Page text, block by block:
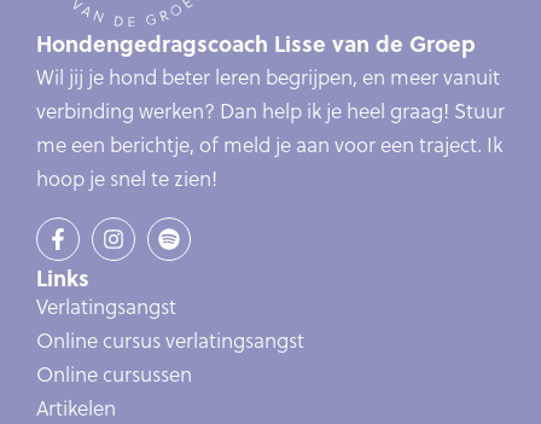
Hondengedragscoach Lisse van de Groep
Wil jij je hond beter leren begrijpen, en meer vanuit
verbinding werken? Dan help ik je heel graag! Stuur
me een berichtje, of meld je aan voor een traject. Ik
hoop je snel te zien!
Links
Verlatingsangst
Online cursus verlatingsangst
Online cursussen
Artikelen